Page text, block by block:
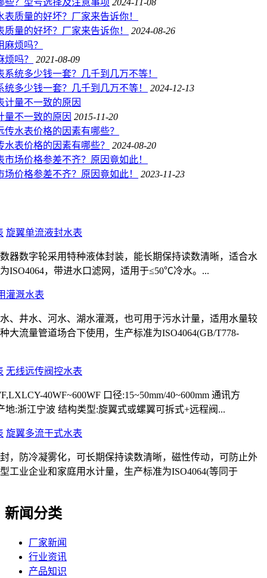
量的好坏？厂家来告诉你！ 2024-08-26
吗？ 2021-08-09
多少钱一套？几千到几万不等！ 2024-12-13
量不一致的原因 2015-11-20
表价格的因素有哪些？ 2024-08-20
价格参差不齐？原因竟如此！ 2023-11-23
旋翼单流液封水表
器数字轮采用特种液体封装，能长期保持读数清晰，适合水
ISO4064，带进水口滤网，适用于≤50℃冷水。...
灌溉水表
、井水、河水、湖水灌溉，也可用于污水计量，适用水量较
大流量管道场合下使用，生产标准为ISO4064(GB/T778-
无线远传阀控水表
40WF~600WF 口径:15~50mm/40~600mm 通讯方
地:浙江宁波 结构类型:旋翼式或螺翼可拆式+远程阀...
旋翼多流干式水表
，防冷凝雾化，可长期保持读数清晰，磁性传动，可防止外
工业企业和家庭用水计量，生产标准为ISO4064(等同于
新闻分类
厂家新闻
行业资讯
产品知识